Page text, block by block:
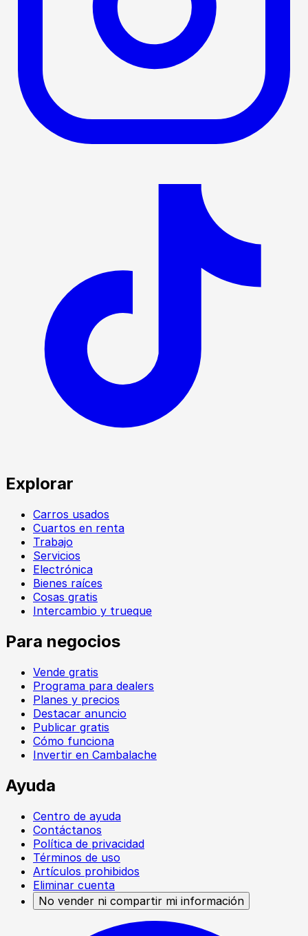
Explorar
Carros usados
Cuartos en renta
Trabajo
Servicios
Electrónica
Bienes raíces
Cosas gratis
Intercambio y trueque
Para negocios
Vende gratis
Programa para dealers
Planes y precios
Destacar anuncio
Publicar gratis
Cómo funciona
Invertir en Cambalache
Ayuda
Centro de ayuda
Contáctanos
Política de privacidad
Términos de uso
Artículos prohibidos
Eliminar cuenta
No vender ni compartir mi información